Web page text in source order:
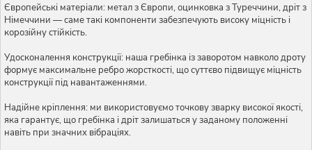
Європейські матеріали: метал з Європи, оцинковка з Туреччини, дріт з
Німеччини — саме такі компоненти забезпечують високу міцність і
корозійну стійкість.
Удосконалення конструкції: наша гребінка із заворотом навколо дроту
формує максимальне ребро жорсткості, що суттєво підвищує міцність
конструкції під навантаженнями.
Надійне кріплення: ми використовуємо точкову зварку високої якості,
яка гарантує, що гребінка і дріт залишаться у заданому положенні
навіть при значних вібраціях.